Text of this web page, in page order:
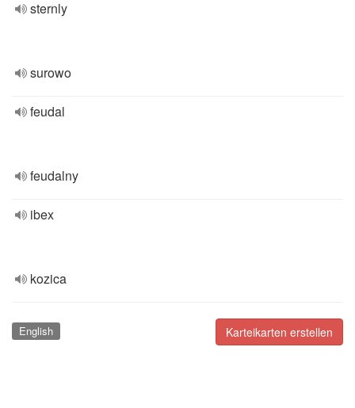
sternly
surowo
feudal
feudalny
ibex
kozica
Karteikarten erstellen
English